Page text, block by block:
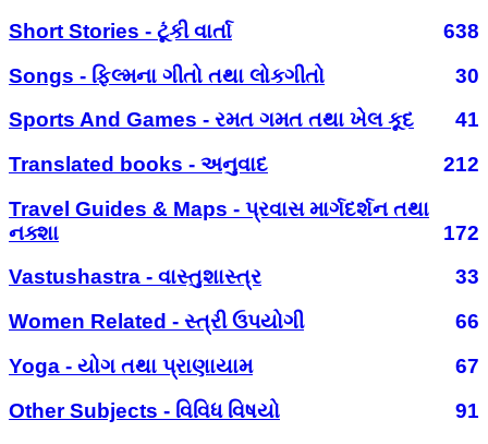
Short Stories - ટૂંકી વાર્તા
638
Songs - ફિલ્મના ગીતો તથા લોકગીતો
30
Sports And Games - રમત ગમત તથા ખેલ કૂદ
41
Translated books - અનુવાદ
212
Travel Guides & Maps - પ્રવાસ માર્ગદર્શન તથા
નક્શા
172
Vastushastra - વાસ્તુશાસ્ત્ર
33
Women Related - સ્ત્રી ઉપયોગી
66
Yoga - યોગ તથા પ્રાણાયામ
67
Other Subjects - વિવિધ વિષયો
91